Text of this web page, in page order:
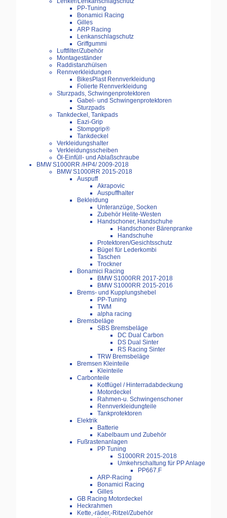
PP-Tuning
Bonamici Racing
Gilles
ARP Racing
Lenkanschlagschutz
Griffgummi
Luftfilter/Zubehör
Montageständer
Raddistanzhülsen
Rennverkleidungen
BikesPlast Rennverkleidung
Folierte Rennverkleidung
Sturzpads, Schwingenprotektoren
Gabel- und Schwingenprotektoren
Sturzpads
Tankdeckel, Tankpads
Eazi-Grip
Stompgrip®
Tankdeckel
Verkleidungshalter
Verkleidungsscheiben
Öl-Einfüll- und Ablaßschraube
BMW S1000RR /HP4/ 2009-2018
BMW S1000RR 2015-2018
Auspuff
Akrapovic
Auspuffhalter
Bekleidung
Unteranzüge, Socken
Zubehör Helite-Westen
Handschoner, Handschuhe
Handschoner Bärenpranke
Handschuhe
Protektoren/Gesichtsschutz
Bügel für Lederkombi
Taschen
Trockner
Bonamici Racing
BMW S1000RR 2017-2018
BMW S1000RR 2015-2016
Brems- und Kupplungshebel
PP-Tuning
TWM
alpha racing
Bremsbeläge
SBS Bremsbeläge
DC Dual Carbon
DS Dual Sinter
RS Racing Sinter
TRW Bremsbeläge
Bremsen Kleinteile
Kleinteile
Carbonteile
Kotflügel / Hinterradabdeckung
Motordeckel
Rahmen-u. Schwingenschoner
Rennverkleidungteile
Tankprotektoren
Elektrik
Batterie
Kabelbaum und Zubehör
Fußrastenanlagen
PP Tuning
S1000RR 2015-2018
Umkehrschaltung für PP Anlage
PP667.F
ARP-Racing
Bonamici Racing
Gilles
GB Racing Motordeckel
Heckrahmen
Kette,-räder,-Ritzel/Zubehör